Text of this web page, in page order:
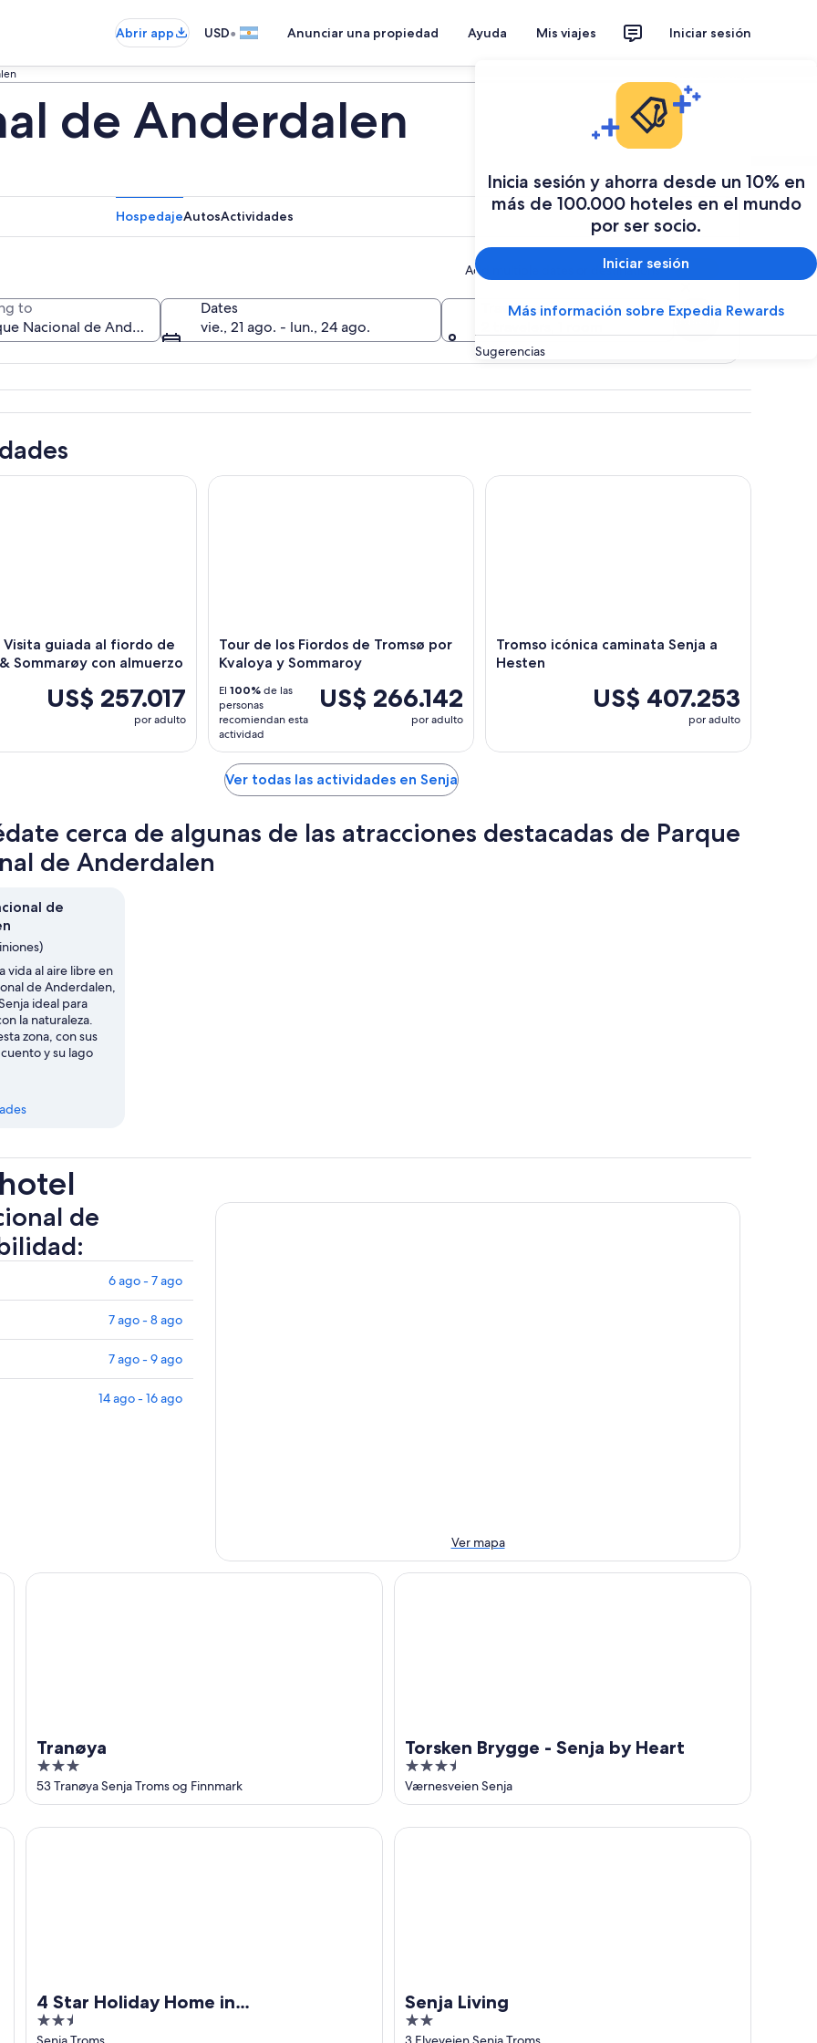
Abrir app USD• Anunciar una propiedad Ayuda Mis viajes Iniciar sesión
Inicia sesión y ahorra desde un 10% en
más de 100.000 hoteles en el mundo
por ser socio.
Iniciar sesión
Más información sobre Expedia Rewards
Sugerencias
de Anderdalen
HospedajeAutosActividades
Add multiple dates or destinations
to
Dates
vie., 21 ago. - lun., 24 ago.
Travelers
Buscar
Visita guiada al fiordo de
Sommarøy con almuerzo
US$ 257.017
por adulto
guiada al fiordo de Kvaløya & Sommarøy con almuerzo
Tour de los Fiordos de Tromsø por
Kvaloya y Sommaroy
US$ 266.142
por adulto
El 100% de las
personas
recomiendan esta
actividad
Tour de los Fiordos de Tromsø por Kvaloya y Sommaroy
Tromso icónica caminata Senja a
Hesten
US$ 407.253
por adulto
Tromso icónica caminata Senja a Hesten
Ver todas las actividades en Senja
cerca de algunas de las atracciones destacadas de Parque
de Anderdalen
de
vida al aire libre en
de Anderdalen,
ideal para
la naturaleza.
zona, con sus
y su lago
de
6 ago - 7 ago
7 ago - 8 ago
7 ago - 9 ago
14 ago - 16 ago
Ver mapa
Tranøya
3
out
of
5
53 Tranøya Senja Troms og Finnmark
Tranøya
Torsken Brygge - Senja by Heart
3.5
out
of
5
Værnesveien Senja
Torsken Brygge - Senja by Heart
4 Star Holiday Home in
Stonglandseidet
2.5
4 Star Holiday Home in Stonglandseidet
Senja Living
2
Senja Living